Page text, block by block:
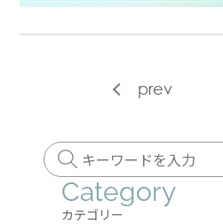
prev
Category
カテゴリー